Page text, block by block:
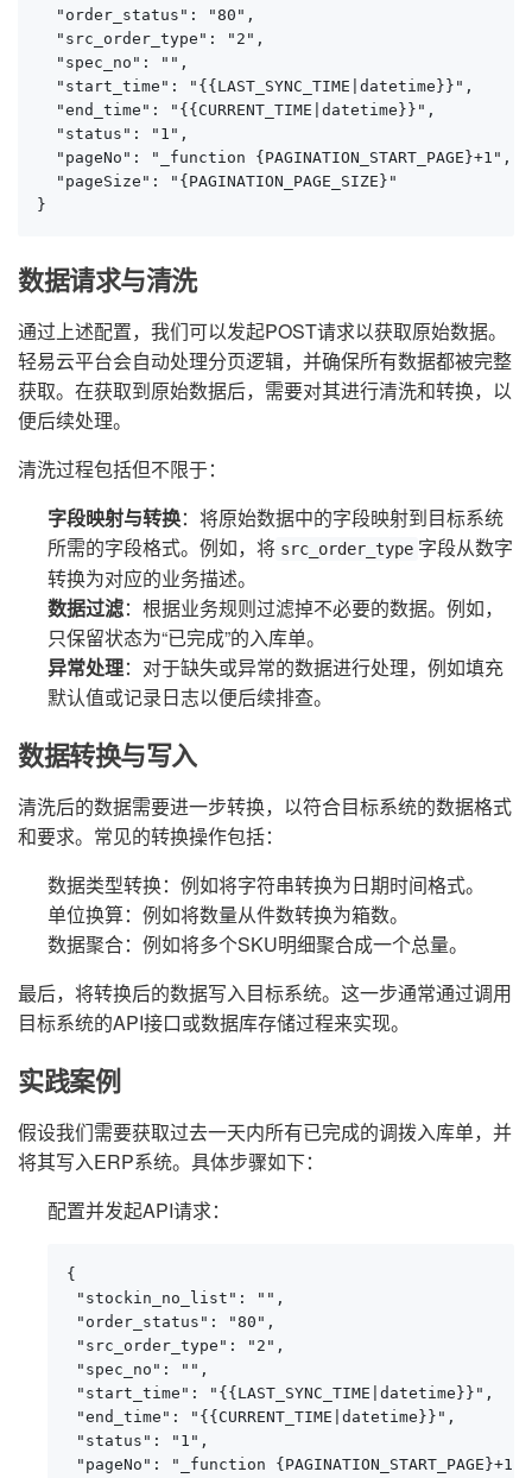
  "order_status": "80",
  "src_order_type": "2",
  "spec_no": "",
  "start_time": "{{LAST_SYNC_TIME|datetime}}",
  "end_time": "{{CURRENT_TIME|datetime}}",
  "status": "1",
  "pageNo": "_function {PAGINATION_START_PAGE}+1",
  "pageSize": "{PAGINATION_PAGE_SIZE}"
}
数据请求与清洗
通过上述配置，我们可以发起POST请求以获取原始数据。
轻易云平台会自动处理分页逻辑，并确保所有数据都被完整
获取。在获取到原始数据后，需要对其进行清洗和转换，以
便后续处理。
清洗过程包括但不限于：
字段映射与转换：将原始数据中的字段映射到目标系统
所需的字段格式。例如，将 src_order_type 字段从数字
转换为对应的业务描述。
数据过滤：根据业务规则过滤掉不必要的数据。例如，
只保留状态为“已完成”的入库单。
异常处理：对于缺失或异常的数据进行处理，例如填充
默认值或记录日志以便后续排查。
数据转换与写入
清洗后的数据需要进一步转换，以符合目标系统的数据格式
和要求。常见的转换操作包括：
数据类型转换：例如将字符串转换为日期时间格式。
单位换算：例如将数量从件数转换为箱数。
数据聚合：例如将多个SKU明细聚合成一个总量。
最后，将转换后的数据写入目标系统。这一步通常通过调用
目标系统的API接口或数据库存储过程来实现。
实践案例
假设我们需要获取过去一天内所有已完成的调拨入库单，并
将其写入ERP系统。具体步骤如下：
配置并发起API请求：
{
"stockin_no_list": "",
"order_status": "80",
"src_order_type": "2",
"spec_no": "",
"start_time": "{{LAST_SYNC_TIME|datetime}}",
"end_time": "{{CURRENT_TIME|datetime}}",
"status": "1",
"pageNo": "_function {PAGINATION_START_PAGE}+1",